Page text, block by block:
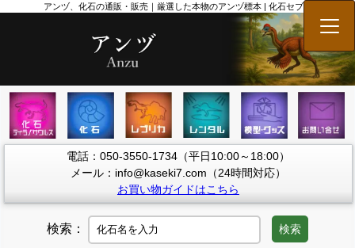
アンヅ、化石の通販・販売｜厳選した本物のアンヅ標本 | 化石セブン
メ
電話：050-3550-1734（平日10:00～18:00）
メール：info@kaseki7.com（24時間対応）
お買い物ガイドはこちら
検索： 検索